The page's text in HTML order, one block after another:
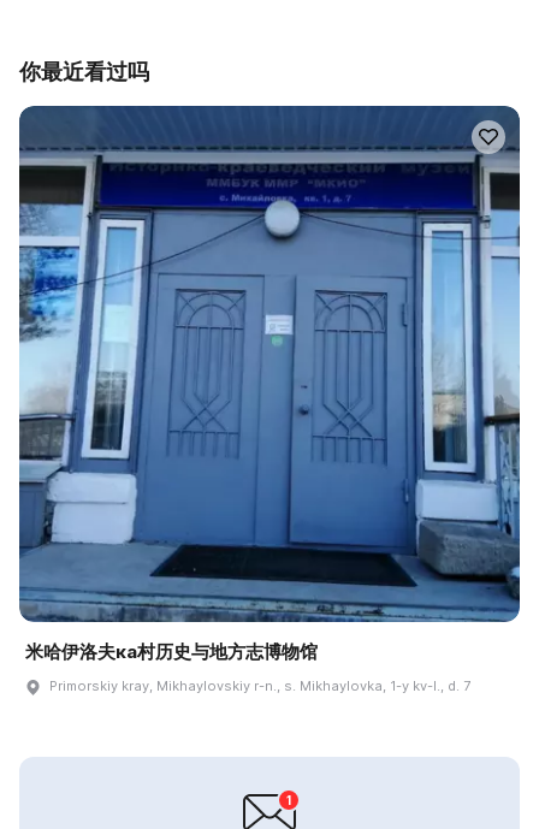
你最近看过吗
米哈伊洛夫ка村历史与地方志博物馆
Primorskiy kray, Mikhaylovskiy r-n., s. Mikhaylovka, 1-y kv-l., d. 7